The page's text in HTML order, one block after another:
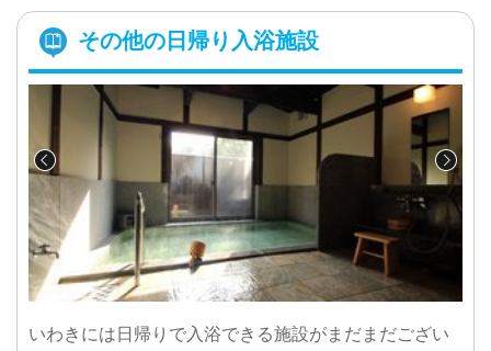
その他の日帰り入浴施設
いわきには日帰りで入浴できる施設がまだまだござい